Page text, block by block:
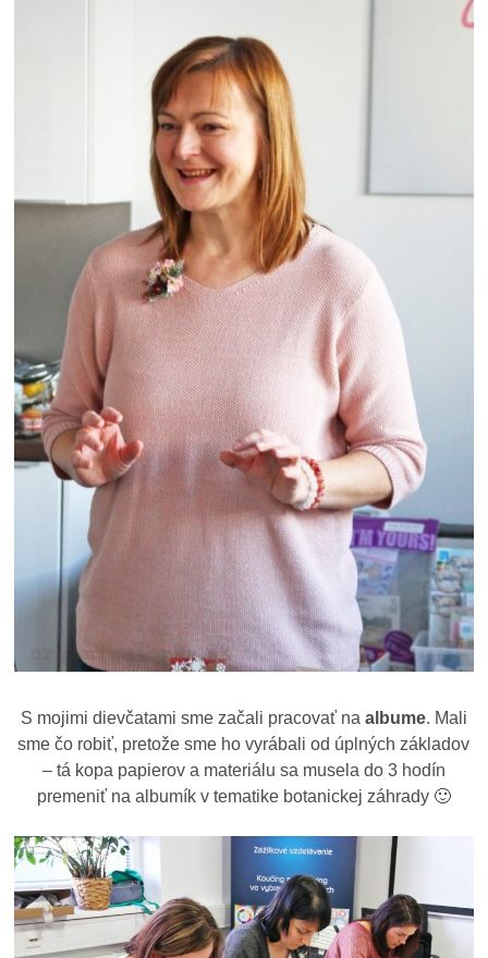
S mojimi dievčatami sme začali pracovať na albume. Mali
sme čo robiť, pretože sme ho vyrábali od úplných základov
– tá kopa papierov a materiálu sa musela do 3 hodín
premeniť na albumík v tematike botanickej záhrady 🙂